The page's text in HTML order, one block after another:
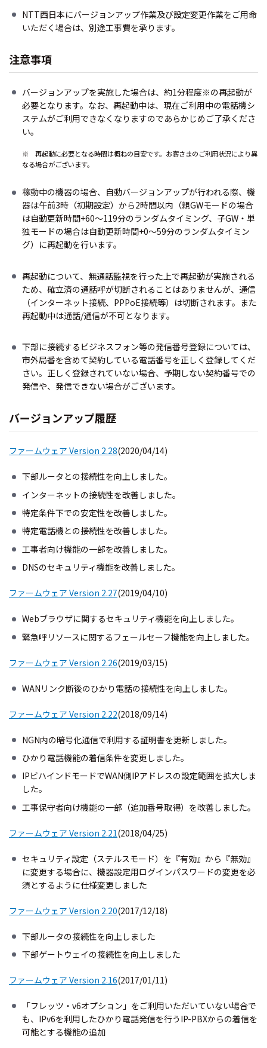
NTT西日本にバージョンアップ作業及び設定変更作業をご用命
いただく場合は、別途工事費を承ります。
注意事項
バージョンアップを実施した場合は、約1分程度※の再起動が
必要となります。なお、再起動中は、現在ご利用中の電話機シ
ステムがご利用できなくなりますのであらかじめご了承くださ
い。
※ 再起動に必要となる時間は概ねの目安です。お客さまのご利用状況により異
なる場合がございます。
稼動中の機器の場合、自動バージョンアップが行われる際、機
器は午前3時（初期設定）から2時間以内（親GWモードの場合
は自動更新時間+60～119分のランダムタイミング、子GW・単
独モードの場合は自動更新時間+0～59分のランダムタイミン
グ）に再起動を行います。
再起動について、無通話監視を行った上で再起動が実施される
ため、確立済の通話呼が切断されることはありませんが、通信
（インターネット接続、PPPoE接続等）は切断されます。また
再起動中は通話/通信が不可となります。
下部に接続するビジネスフォン等の発信番号登録については、
市外局番を含めて契約している電話番号を正しく登録してくだ
さい。正しく登録されていない場合、予期しない契約番号での
発信や、発信できない場合がございます。
バージョンアップ履歴
ファームウェア Version 2.28(2020/04/14)
下部ルータとの接続性を向上しました。
インターネットの接続性を改善しました。
特定条件下での安定性を改善しました。
特定電話機との接続性を改善しました。
工事者向け機能の一部を改善しました。
DNSのセキュリティ機能を改善しました。
ファームウェア Version 2.27(2019/04/10)
Webブラウザに関するセキュリティ機能を向上しました。
緊急呼リソースに関するフェールセーフ機能を向上しました。
ファームウェア Version 2.26(2019/03/15)
WANリンク断後のひかり電話の接続性を向上しました。
ファームウェア Version 2.22(2018/09/14)
NGN内の暗号化通信で利用する証明書を更新しました。
ひかり電話機能の着信条件を変更しました。
IPビハインドモードでWAN側IPアドレスの設定範囲を拡大しま
した。
工事保守者向け機能の一部（追加番号取得）を改善しました。
ファームウェア Version 2.21(2018/04/25)
セキュリティ設定（ステルスモード）を『有効』から『無効』
に変更する場合に、機器設定用ログインパスワードの変更を必
須とするように仕様変更しました
ファームウェア Version 2.20(2017/12/18)
下部ルータの接続性を向上しました
下部ゲートウェイの接続性を向上しました
ファームウェア Version 2.16(2017/01/11)
「フレッツ・v6オプション」をご利用いただいていない場合で
も、IPv6を利用したひかり電話発信を行うIP-PBXからの着信を
可能とする機能の追加